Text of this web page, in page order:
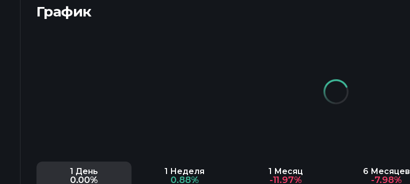
График
1 День
0.00%
1 Неделя
0.88%
1 Месяц
-11.97%
6 Месяцев
-7.98%